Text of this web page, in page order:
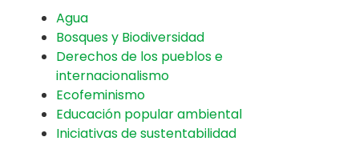
Agua
Bosques y Biodiversidad
Derechos de los pueblos e
internacionalismo
Ecofeminismo
Educación popular ambiental
Iniciativas de sustentabilidad